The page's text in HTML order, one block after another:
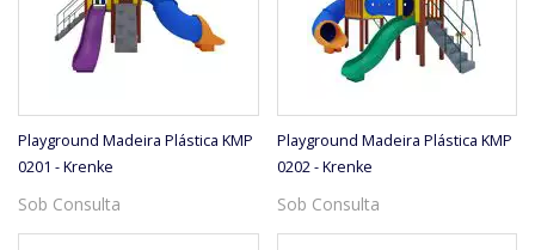
Playground Madeira Plástica KMP
0201 - Krenke
Sob Consulta
Playground Madeira Plástica KMP
0202 - Krenke
Sob Consulta